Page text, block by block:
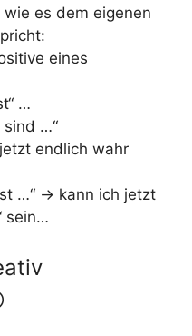
es dem eigenen
eines
…
sind …“
endlich wahr
…“ -> kann ich jetzt
sein…